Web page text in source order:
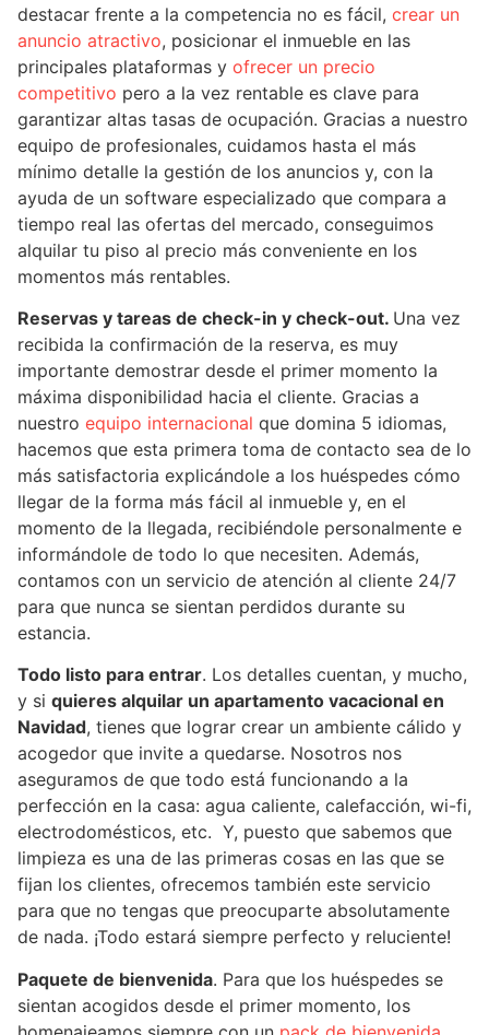
destacar frente a la competencia no es fácil, crear un
anuncio atractivo, posicionar el inmueble en las
principales plataformas y ofrecer un precio
competitivo pero a la vez rentable es clave para
garantizar altas tasas de ocupación. Gracias a nuestro
equipo de profesionales, cuidamos hasta el más
mínimo detalle la gestión de los anuncios y, con la
ayuda de un software especializado que compara a
tiempo real las ofertas del mercado, conseguimos
alquilar tu piso al precio más conveniente en los
momentos más rentables.
Reservas y tareas de check-in y check-out. Una vez
recibida la confirmación de la reserva, es muy
importante demostrar desde el primer momento la
máxima disponibilidad hacia el cliente. Gracias a
nuestro equipo internacional que domina 5 idiomas,
hacemos que esta primera toma de contacto sea de lo
más satisfactoria explicándole a los huéspedes cómo
llegar de la forma más fácil al inmueble y, en el
momento de la llegada, recibiéndole personalmente e
informándole de todo lo que necesiten. Además,
contamos con un servicio de atención al cliente 24/7
para que nunca se sientan perdidos durante su
estancia.
Todo listo para entrar. Los detalles cuentan, y mucho,
y si quieres alquilar un apartamento vacacional en
Navidad, tienes que lograr crear un ambiente cálido y
acogedor que invite a quedarse. Nosotros nos
aseguramos de que todo está funcionando a la
perfección en la casa: agua caliente, calefacción, wi-fi,
electrodomésticos, etc. Y, puesto que sabemos que
limpieza es una de las primeras cosas en las que se
fijan los clientes, ofrecemos también este servicio
para que no tengas que preocuparte absolutamente
de nada. ¡Todo estará siempre perfecto y reluciente!
Paquete de bienvenida. Para que los huéspedes se
sientan acogidos desde el primer momento, los